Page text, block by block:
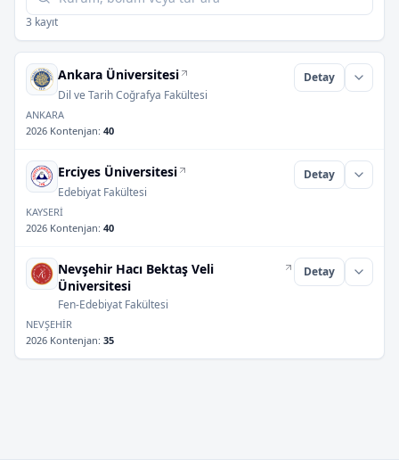
3 kayıt
Ankara Üniversitesi
Dil ve Tarih Coğrafya Fakültesi
Detay
ANKARA
2026 Kontenjan: 40
Erciyes Üniversitesi
Edebiyat Fakültesi
Detay
KAYSERİ
2026 Kontenjan: 40
Nevşehir Hacı Bektaş Veli
Üniversitesi
Fen-Edebiyat Fakültesi
Detay
NEVŞEHİR
2026 Kontenjan: 35